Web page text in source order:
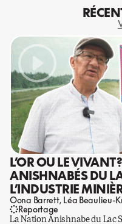
L’OR OU LE
ANISHNABÉS DU
L’INDUSTRIE
Oona Barrett Léa Beaulieu-
Reportage
La Nation Anishnabe du Lac